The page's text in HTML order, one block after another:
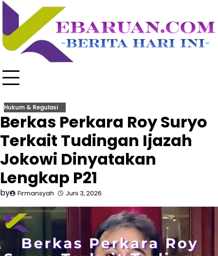
Skip
content
Hukum & Regulasi
Berkas Perkara Roy Suryo
Terkait Tudingan Ijazah
Jokowi Dinyatakan
Lengkap P21
by Firmansyah Juni 3, 2026